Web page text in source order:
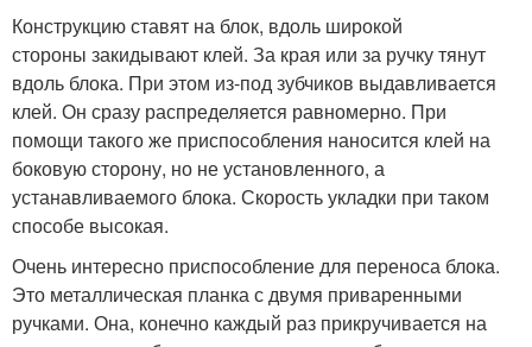
Конструкцию ставят на блок, вдоль широкой
стороны закидывают клей. За края или за ручку тянут
вдоль блока. При этом из-под зубчиков выдавливается
клей. Он сразу распределяется равномерно. При
помощи такого же приспособления наносится клей на
боковую сторону, но не установленного, а
устанавливаемого блока. Скорость укладки при таком
способе высокая.
Очень интересно приспособление для переноса блока.
Это металлическая планка с двумя приваренными
ручками. Она, конечно каждый раз прикручивается на